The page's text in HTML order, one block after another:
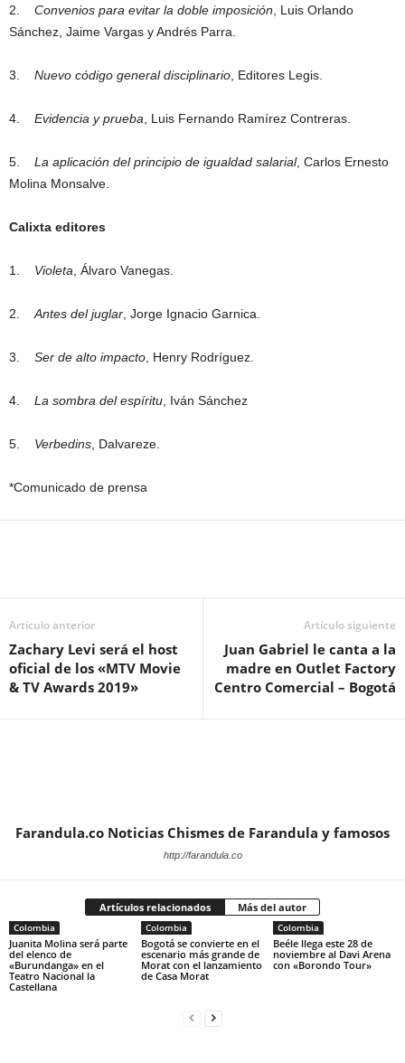
2. Convenios para evitar la doble imposición , Luis Orlando
Sánchez, Jaime Vargas y Andrés Parra.
3. Nuevo código general disciplinario , Editores Legis.
4. Evidencia y prueba , Luis Fernando Ramírez Contreras.
5. La aplicación del principio de igualdad salarial, Carlos Ernesto
Molina Monsalve.
Calixta editores
1. Violeta , Álvaro Vanegas.
2. Antes del juglar , Jorge Ignacio Garnica.
3. Ser de alto impacto , Henry Rodríguez.
4. La sombra del espíritu , Iván Sánchez
5. Verbedins , Dalvareze.
*Comunicado de prensa
Artículo anterior
Zachary Levi será el host
oficial de los «MTV Movie
& TV Awards 2019»
Artículo siguiente
Juan Gabriel le canta a la
madre en Outlet Factory
Centro Comercial – Bogotá
Farandula.co Noticias Chismes de Farandula y famosos
http://farandula.co
Artículos relacionados Más del autor
Colombia
Juanita Molina será parte
del elenco de
«Burundanga» en el
Teatro Nacional la
Castellana
Colombia
Bogotá se convierte en el
escenario más grande de
Morat con el lanzamiento
de Casa Morat
Colombia
Beéle llega este 28 de
noviembre al Davi Arena
con «Borondo Tour»